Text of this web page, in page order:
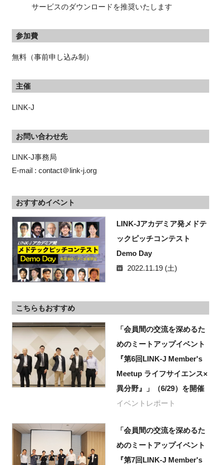
サービスのダウンロードを推奨いたします
参加費
無料（事前申し込み制）
主催
LINK-J
お問い合わせ先
LINK-J事務局
E-mail : contact＠link-j.org
おすすめイベント
LINK-Jアカデミア発メドテ
ックピッチコンテスト
Demo Day
2022.11.19 (土)
こちらもおすすめ
「会員間の交流を深めるた
めのミートアップイベント
『第6回LINK-J Member's
Meetup ライフサイエンス×
異分野』」（6/29）を開催
イベントレポート
「会員間の交流を深めるた
めのミートアップイベント
『第7回LINK-J Member's